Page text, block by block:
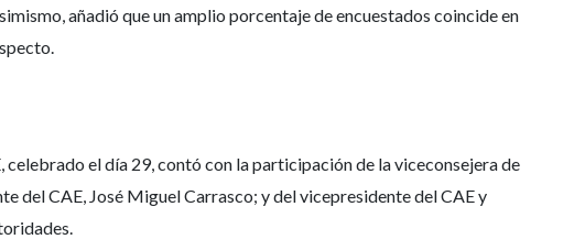
añadió que un amplio porcentaje de encuestados coincide en
celebrado el día 29, contó con la participación de la viceconsejera de
del CAE, José Miguel Carrasco; y del vicepresidente del CAE y